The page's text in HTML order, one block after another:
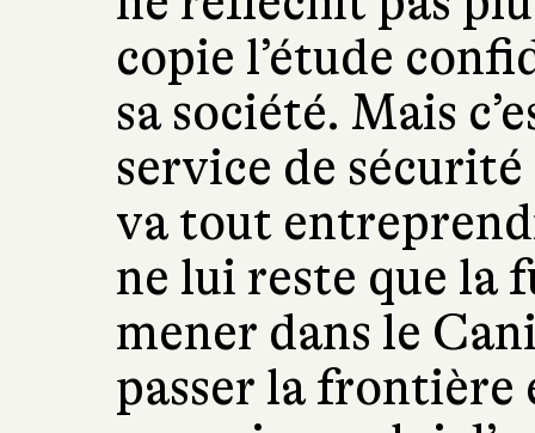
copie l’étude
sa société. Mais
service de
va tout
ne lui reste que la
mener dans le
passer la frontière